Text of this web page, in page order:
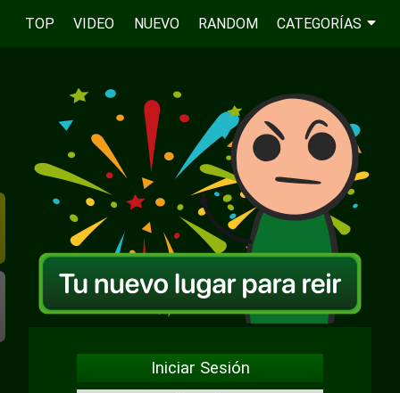
TOP VIDEO NUEVO RANDOM CATEGORÍAS
Iniciar Sesión